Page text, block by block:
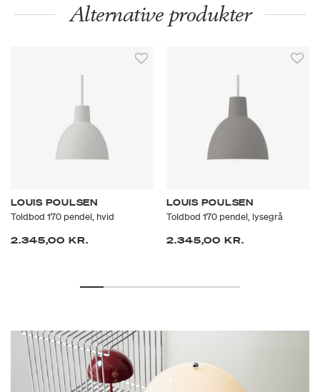
Alternative produkter
LOUIS POULSEN
Toldbod 170 pendel, hvid
2.345,00 KR.
LOUIS POULSEN
Toldbod 170 pendel, lysegrå
2.345,00 KR.